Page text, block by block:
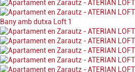
Bany amb dutxa Loft 1